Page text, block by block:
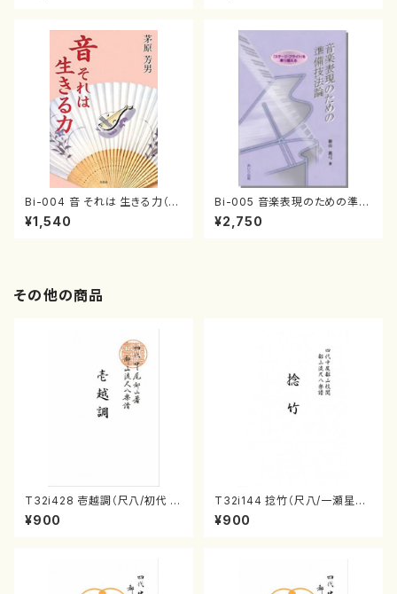
Bi-004 音 それは 生きる力（茅
原 芳男/書籍）
¥1,540
Bi-005 音楽表現のための準備
技法論（新山 眞弓/書籍）
¥2,750
その他の商品
T32i428 壱越調（尺八/初代 中
村双葉/楽譜）都山流公刊楽譜曲
番:2133
¥900
T32i144 捻竹（尺八/一瀬星山/
尺八/都山式譜）都山流公刊楽譜
曲番:593
¥900